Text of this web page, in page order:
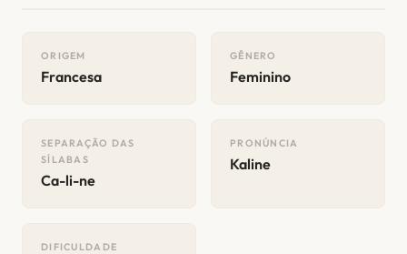
ORIGEM
Francesa
GÊNERO
Feminino
SEPARAÇÃO DAS
SÍLABAS
Ca-li-ne
PRONÚNCIA
Kaline
DIFICULDADE